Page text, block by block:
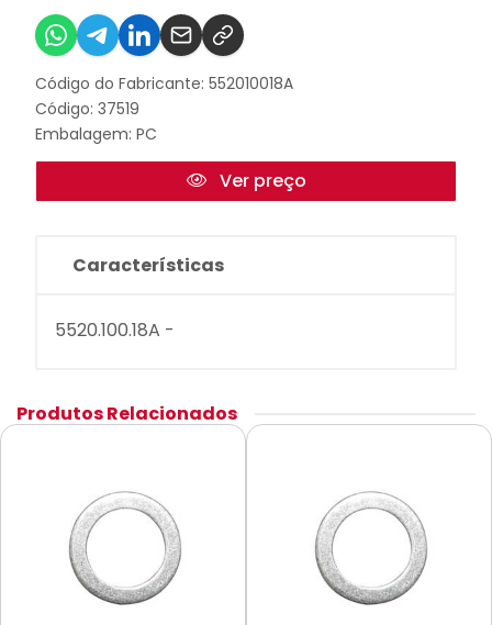
Código do Fabricante: 552010018A
Código: 37519
Embalagem: PC
Ver preço
Características
5520.100.18A -
Produtos Relacionados